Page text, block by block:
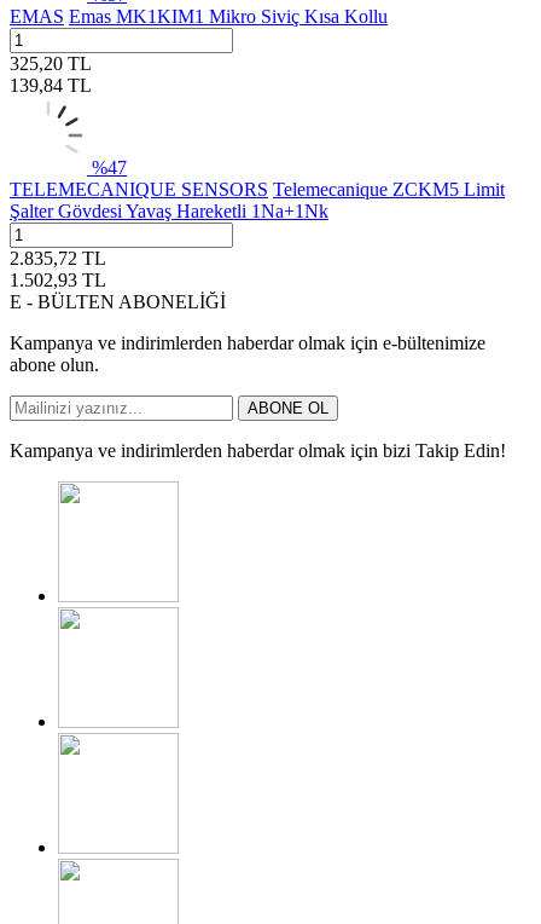
EMAS Emas MK1KIM1 Mikro Siviç Kısa Kollu
325,20 TL
139,84 TL
%47
TELEMECANIQUE SENSORS Telemecanique ZCKM5 Limit
Şalter Gövdesi Yavaş Hareketli 1Na+1Nk
2.835,72 TL
1.502,93 TL
E - BÜLTEN ABONELİĞİ
Kampanya ve indirimlerden haberdar olmak için e-bültenimize
abone olun.
ABONE OL
Kampanya ve indirimlerden haberdar olmak için bizi Takip Edin!